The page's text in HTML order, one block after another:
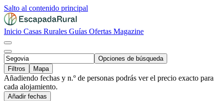
Salto al contenido principal
Inicio Casas Rurales Guías Ofertas Magazine
Opciones de búsqueda
Filtros
Mapa
Añadiendo fechas y n.º de personas podrás ver el precio exacto para
cada alojamiento.
Añadir fechas